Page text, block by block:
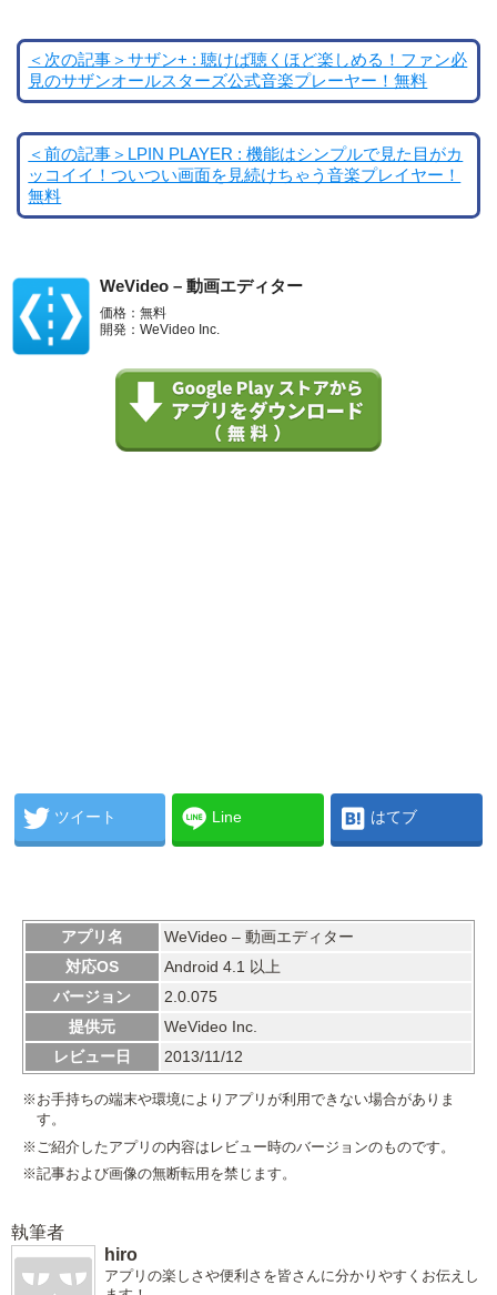
＜次の記事＞サザン+ : 聴けば聴くほど楽しめる！ファン必
見のサザンオールスターズ公式音楽プレーヤー！無料
＜前の記事＞LPIN PLAYER : 機能はシンプルで見た目がカ
ッコイイ！ついつい画面を見続けちゃう音楽プレイヤー！
無料
WeVideo – 動画エディター
価格：無料
開発：WeVideo Inc.
ツイート Line はてブ
アプリ名
WeVideo – 動画エディター
対応OS
Android 4.1 以上
バージョン
2.0.075
提供元
WeVideo Inc.
レビュー日
2013/11/12
※お手持ちの端末や環境によりアプリが利用できない場合がありま
す。
※ご紹介したアプリの内容はレビュー時のバージョンのものです。
※記事および画像の無断転用を禁じます。
執筆者
hiro
アプリの楽しさや便利さを皆さんに分かりやすくお伝えし